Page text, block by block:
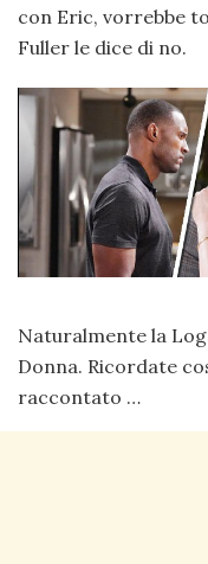
con Eric, vorrebbe
Fuller le dice di no.
Naturalmente la
Donna. Ricordate
raccontato …